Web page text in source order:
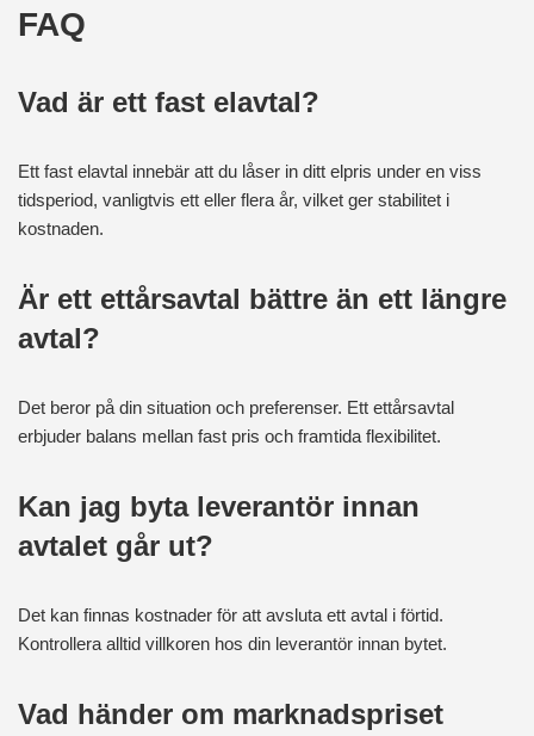
FAQ
Vad är ett fast elavtal?
Ett fast elavtal innebär att du låser in ditt elpris under en viss
tidsperiod, vanligtvis ett eller flera år, vilket ger stabilitet i
kostnaden.
Är ett ettårsavtal bättre än ett längre
avtal?
Det beror på din situation och preferenser. Ett ettårsavtal
erbjuder balans mellan fast pris och framtida flexibilitet.
Kan jag byta leverantör innan
avtalet går ut?
Det kan finnas kostnader för att avsluta ett avtal i förtid.
Kontrollera alltid villkoren hos din leverantör innan bytet.
Vad händer om marknadspriset